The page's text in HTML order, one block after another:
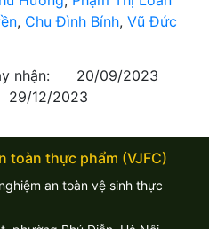
, Chu Đình Bính, Vũ Đức
nhận:
20/09/2023
29/12/2023
toàn thực phẩm (VJFC)
an toàn vệ sinh thực